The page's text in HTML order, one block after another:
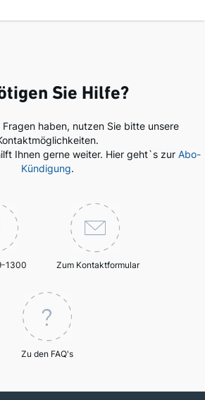
Sie Hilfe?
Fragen haben, nutzen Sie bitte unsere
Ihnen gerne weiter. Hier geht`s zur Abo-
Kündigung.
1300 Zum Kontaktformular
Zu den FAQ's